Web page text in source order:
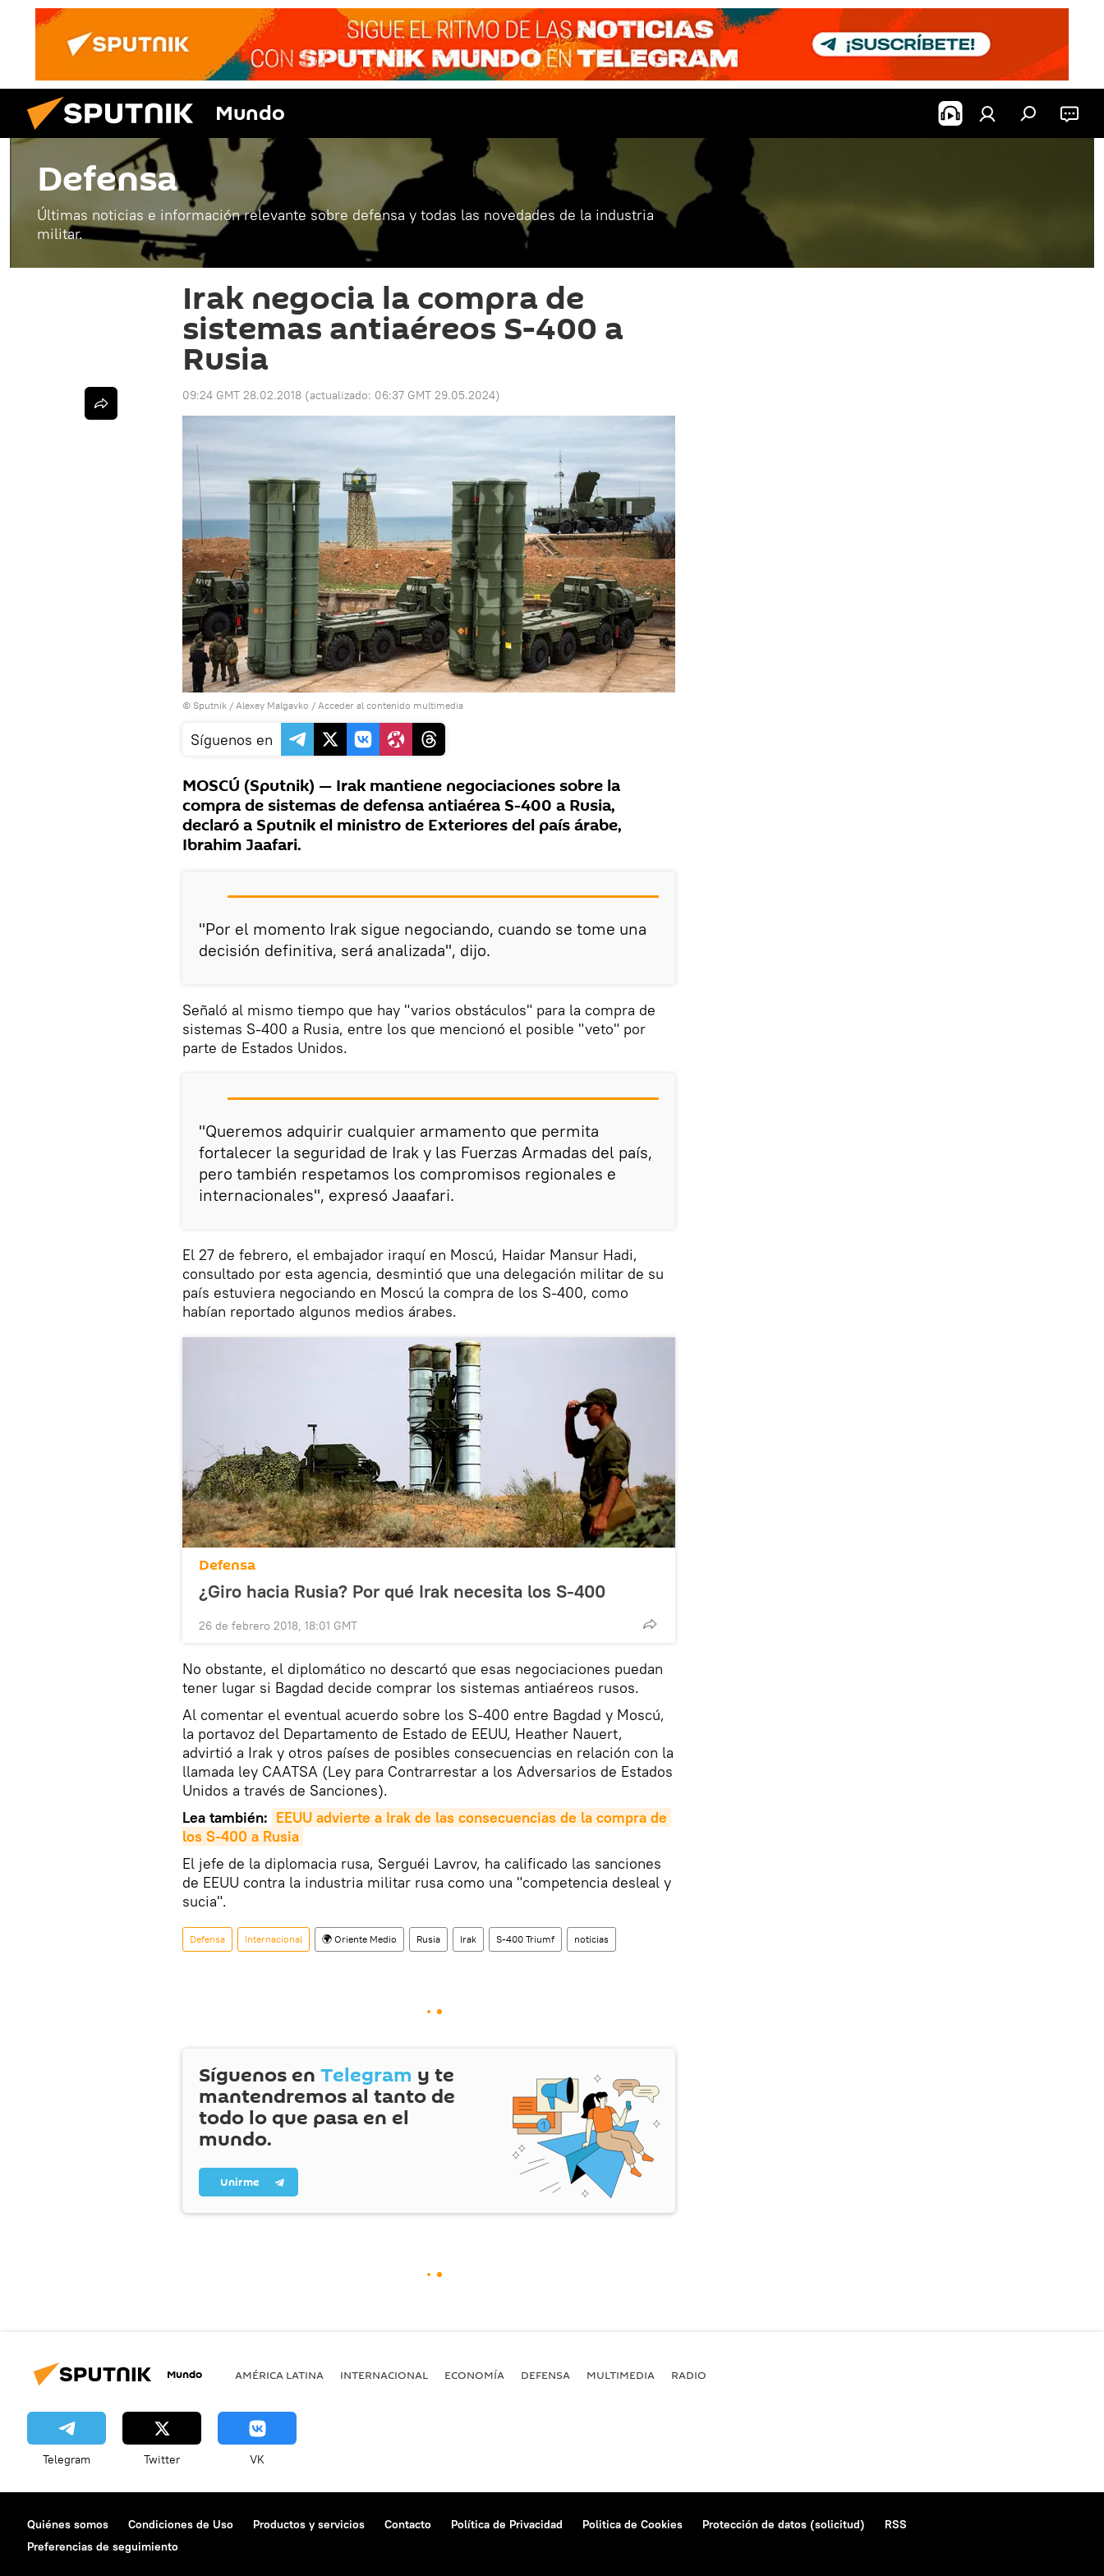
Mundo
Defensa
Últimas noticias e información relevante sobre defensa y todas las novedades de la industria
militar.
Irak negocia la compra de
sistemas antiaéreos S-400 a
Rusia
09:24 GMT 28.02.2018 (actualizado: 06:37 GMT 29.05.2024)
© Sputnik / Alexey Malgavko / Acceder al contenido multimedia
Síguenos en
MOSCÚ (Sputnik) — Irak mantiene negociaciones sobre la
compra de sistemas de defensa antiaérea S-400 a Rusia,
declaró a Sputnik el ministro de Exteriores del país árabe,
Ibrahim Jaafari.
"Por el momento Irak sigue negociando, cuando se tome una
decisión definitiva, será analizada", dijo.
Señaló al mismo tiempo que hay "varios obstáculos" para la compra de
sistemas S-400 a Rusia, entre los que mencionó el posible "veto" por
parte de Estados Unidos.
"Queremos adquirir cualquier armamento que permita
fortalecer la seguridad de Irak y las Fuerzas Armadas del país,
pero también respetamos los compromisos regionales e
internacionales", expresó Jaaafari.
El 27 de febrero, el embajador iraquí en Moscú, Haidar Mansur Hadi,
consultado por esta agencia, desmintió que una delegación militar de su
país estuviera negociando en Moscú la compra de los S-400, como
habían reportado algunos medios árabes.
Defensa
¿Giro hacia Rusia? Por qué Irak necesita los S-400
26 de febrero 2018, 18:01 GMT
No obstante, el diplomático no descartó que esas negociaciones puedan
tener lugar si Bagdad decide comprar los sistemas antiaéreos rusos.
Al comentar el eventual acuerdo sobre los S-400 entre Bagdad y Moscú,
la portavoz del Departamento de Estado de EEUU, Heather Nauert,
advirtió a Irak y otros países de posibles consecuencias en relación con la
llamada ley CAATSA (Ley para Contrarrestar a los Adversarios de Estados
Unidos a través de Sanciones).
Lea también: EEUU advierte a Irak de las consecuencias de la compra de
los S-400 a Rusia
El jefe de la diplomacia rusa, Serguéi Lavrov, ha calificado las sanciones
de EEUU contra la industria militar rusa como una "competencia desleal y
sucia".
Defensa Internacional 🌍 Oriente Medio Rusia Irak S-400 Triumf noticias
Síguenos en Telegram y te
mantendremos al tanto de
todo lo que pasa en el
mundo.
Unirme
Mundo AMÉRICA LATINA INTERNACIONAL ECONOMÍA DEFENSA MULTIMEDIA RADIO
Telegram Twitter VK
Quiénes somos Condiciones de Uso Productos y servicios Contacto Política de Privacidad Politica de Cookies Protección de datos (solicitud)
RSS
Preferencias de seguimiento